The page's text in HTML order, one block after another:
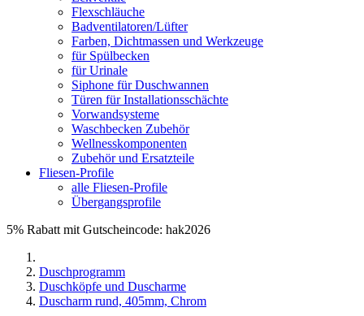
Flexschläuche
Badventilatoren/Lüfter
Farben, Dichtmassen und Werkzeuge
für Spülbecken
für Urinale
Siphone für Duschwannen
Türen für Installationsschächte
Vorwandsysteme
Waschbecken Zubehör
Wellnesskomponenten
Zubehör und Ersatzteile
Fliesen-Profile
alle Fliesen-Profile
Übergangsprofile
5% Rabatt mit Gutscheincode: hak2026
Duschprogramm
Duschköpfe und Duscharme
Duscharm rund, 405mm, Chrom